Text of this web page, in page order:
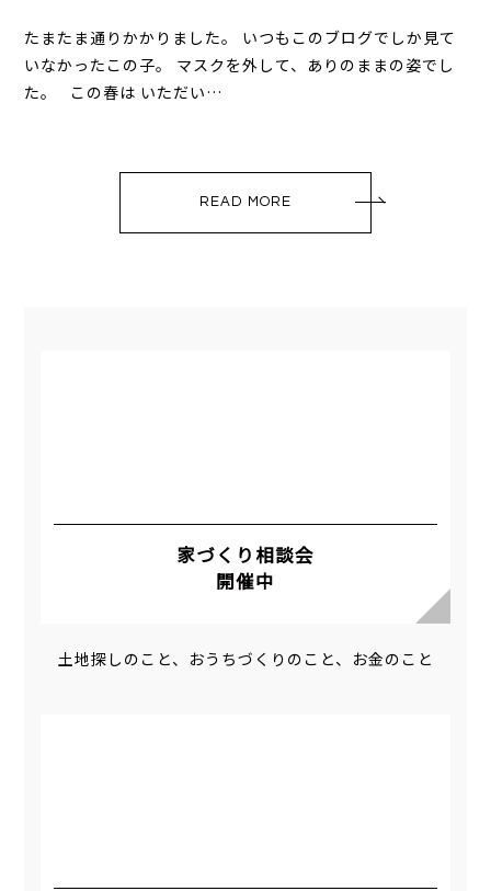
たまたま通りかかりました。 いつもこのブログでしか見て
いなかったこの子。 マスクを外して、ありのままの姿でし
た。 この春は いただい…
READ MORE
家づくり相談会
開催中
土地探しのこと、おうちづくりのこと、お金のこと